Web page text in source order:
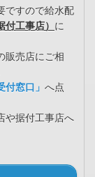
ですので給水配
工事店） に
販売店にご相
付窓口」 へ点
据付工事店へ